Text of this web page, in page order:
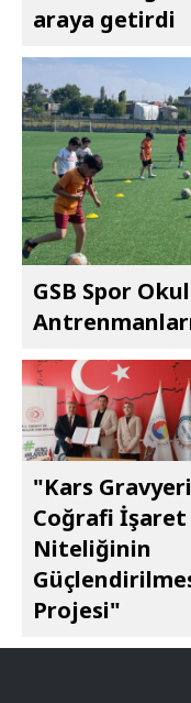
araya getirdi
GSB Spor
"Kars
Coğrafi İşaret
Niteliğinin
Projesi"